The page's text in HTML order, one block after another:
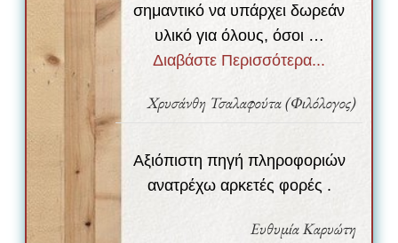
σημαντικό να υπάρχει δωρεάν
υλικό για όλους, όσοι …
Διαβάστε Περισσότερα...
Χρυσάνθη Τσαλαφούτα (Φιλόλογος)
Αξιόπιστη πηγή πληροφοριών
ανατρέχω αρκετές φορές .
Ευθυμία Καρυώτη